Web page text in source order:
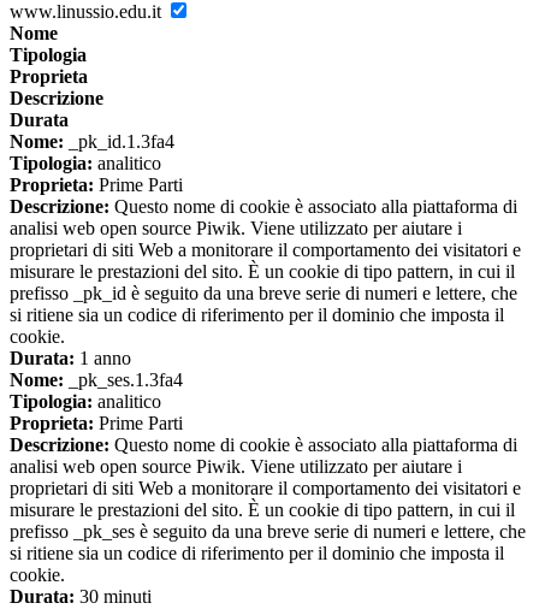
www.linussio.edu.it
Nome
Tipologia
Proprieta
Descrizione
Durata
Nome: _pk_id.1.3fa4
Tipologia: analitico
Proprieta: Prime Parti
Descrizione: Questo nome di cookie è associato alla piattaforma di
analisi web open source Piwik. Viene utilizzato per aiutare i
proprietari di siti Web a monitorare il comportamento dei visitatori e
misurare le prestazioni del sito. È un cookie di tipo pattern, in cui il
prefisso _pk_id è seguito da una breve serie di numeri e lettere, che
si ritiene sia un codice di riferimento per il dominio che imposta il
cookie.
Durata: 1 anno
Nome: _pk_ses.1.3fa4
Tipologia: analitico
Proprieta: Prime Parti
Descrizione: Questo nome di cookie è associato alla piattaforma di
analisi web open source Piwik. Viene utilizzato per aiutare i
proprietari di siti Web a monitorare il comportamento dei visitatori e
misurare le prestazioni del sito. È un cookie di tipo pattern, in cui il
prefisso _pk_ses è seguito da una breve serie di numeri e lettere, che
si ritiene sia un codice di riferimento per il dominio che imposta il
cookie.
Durata: 30 minuti